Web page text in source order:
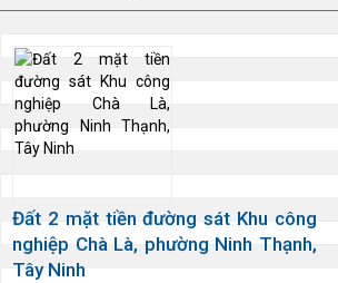
Đất 2 mặt tiền đường sát Khu công
nghiệp Chà Là, phường Ninh Thạnh,
Tây Ninh